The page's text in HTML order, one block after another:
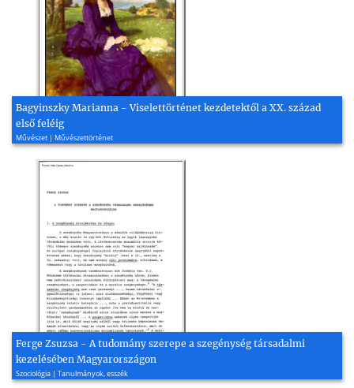
Bagyinszky Marianna - Viselettörténet kezdetektől a XX. század
első feléig
Művészet | Művészettörténet
Ferge Zsuzsa - A tudomány szerepe a szegénység társadalmi
kezelésében Magyarországon
Szociológia | Tanulmányok, esszék